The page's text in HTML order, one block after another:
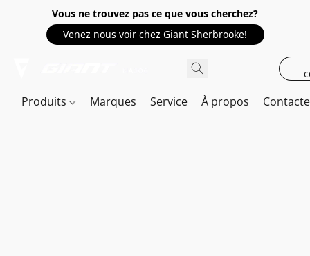
Vous ne trouvez pas ce que vous cherchez?
Venez nous voir chez Giant Sherbrooke!
Produits Marques Service À propos